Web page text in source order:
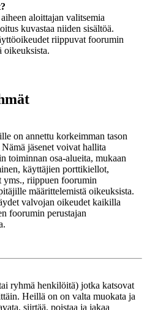
aloittajan valitsemia
kuvastaa niiden sisältöä.
riippuvat foorumin
oikeuksista.
on annettu korkeimman tason
jäsenet voivat hallita
toiminnan osa-alueita, mukaan
käyttäjien porttikiellot,
yms., riippuen foorumin
määrittelemistä oikeuksista.
valvojan oikeudet kaikilla
foorumin perustajan
ryhmä henkilöitä) jotka katsovat
Heillä on on valta muokata ja
siirtää, poistaa ja jakaa